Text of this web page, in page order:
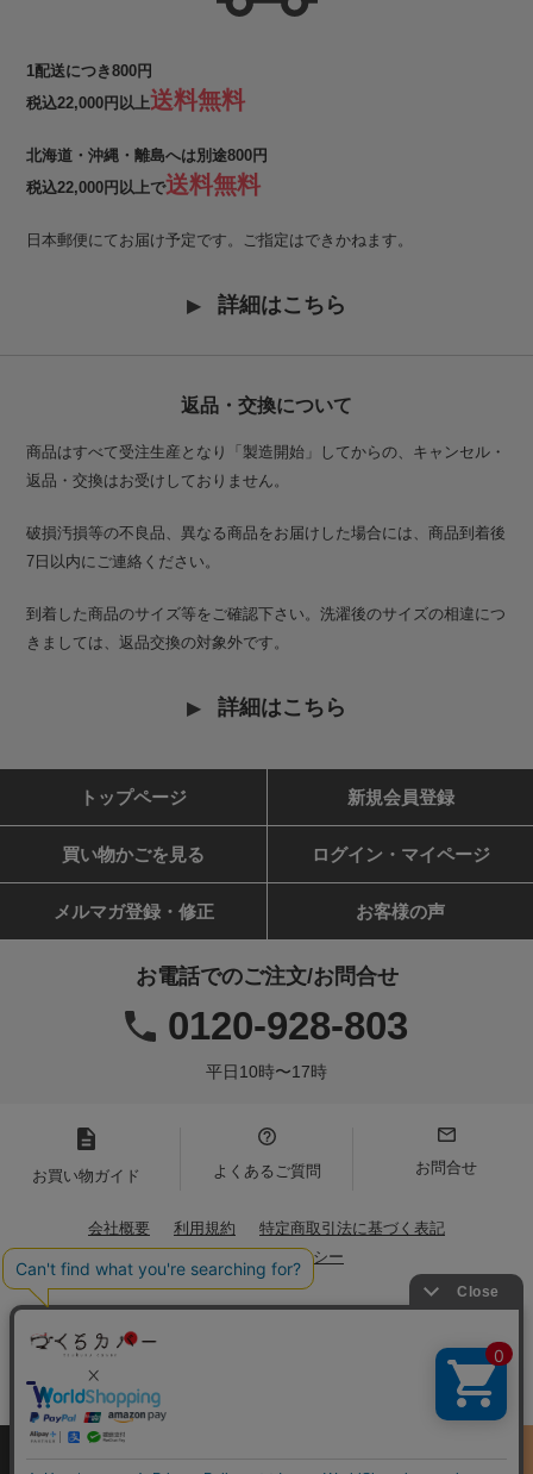
1配送につき800円
税込22,000円以上送料無料
北海道・沖縄・離島へは別途800円
税込22,000円以上で送料無料
日本郵便にてお届け予定です。ご指定はできかねます。
詳細はこちら
返品・交換について
商品はすべて受注生産となり「製造開始」してからの、キャンセル・
返品・交換はお受けしておりません。
破損汚損等の不良品、異なる商品をお届けした場合には、商品到着後
7日以内にご連絡ください。
到着した商品のサイズ等をご確認下さい。洗濯後のサイズの相違につ
きましては、返品交換の対象外です。
詳細はこちら
トップページ 新規会員登録
買い物かごを見る ログイン・マイページ
メルマガ登録・修正 お客様の声
お電話でのご注文/お問合せ
0120-928-803
平日10時〜17時
お買い物ガイド よくあるご質問 お問合せ
会社概要 利用規約
特定商取引法に基づく表記
プライバシーポリシー